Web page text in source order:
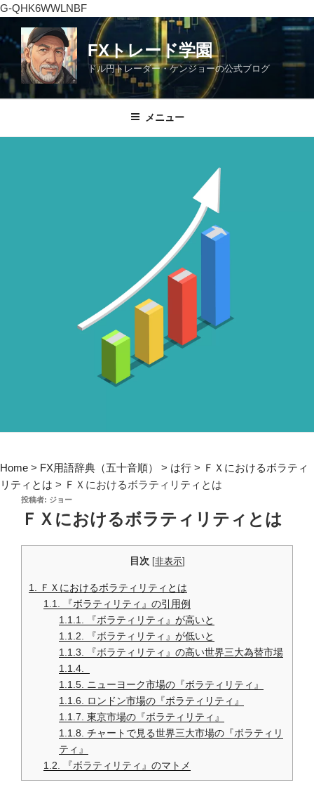
G-QHK6WWLNBF
ン
ン
ツ
FXトレード学園
ドル円トレーダー・ケンジョーの公式ブログ
メニュー
Home > FX用語辞典（五十音順） > は行 > ＦＸにおけるボラティ
リティとは > ＦＸにおけるボラティリティとは
投
稿
日:
投稿者: ジョー
ＦＸにおけるボラティリティとは
目次 [非表示]
1.
ＦＸにおけるボラティリティとは
1.1.
『ボラティリティ』の引用例
1.1.1.
『ボラティリティ』が高いと
1.1.2.
『ボラティリティ』が低いと
1.1.3.
『ボラティリティ』の高い世界三大為替市場
1.1.4.
1.1.5. ニューヨーク市場の『ボラティリティ』
1.1.6.
ロンドン市場の『ボラティリティ』
1.1.7. 東京市場の『ボラティリティ』
1.1.8. チャートで見る世界三大市場の『ボラティリ
ティ』
1.2.
『ボラティリティ』のマトメ